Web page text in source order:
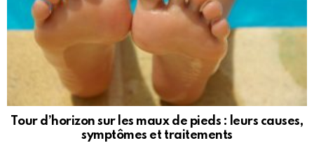
Tour d’horizon sur les maux de pieds : leurs causes,
symptômes et traitements